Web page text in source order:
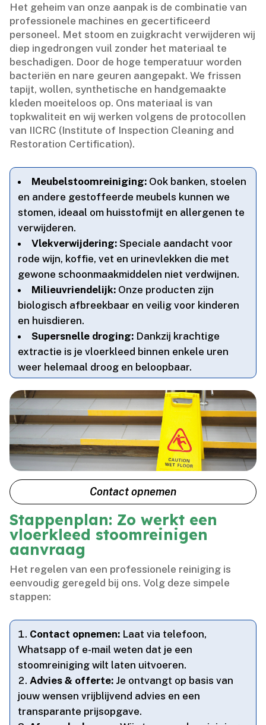
Het geheim van onze aanpak is de combinatie van
professionele machines en gecertificeerd
personeel.​ Met stoom en zuigkracht verwijderen wij
diep ingedrongen vuil zonder het materiaal te
beschadigen.​ Door de hoge temperatuur worden
bacteriën en nare geuren aangepakt.​ We frissen
tapijt, wollen, synthetische en handgemaakte
kleden moeiteloos op.​ Ons materiaal is van
topkwaliteit en wij werken volgens de protocollen
van IICRC (Institute of Inspection Cleaning and
Restoration Certification).​
Meubelstoomreiniging: Ook banken, stoelen
en andere gestoffeerde meubels kunnen we
stomen, ideaal om huisstofmijt en allergenen te
verwijderen.​
Vlekverwijdering: Speciale aandacht voor
rode wijn, koffie, vet en urinevlekken die met
gewone schoonmaakmiddelen niet verdwijnen.​
Milieuvriendelijk: Onze producten zijn
biologisch afbreekbaar en veilig voor kinderen
en huisdieren.​
Supersnelle droging: Dankzij krachtige
extractie is je vloerkleed binnen enkele uren
weer helemaal droog en beloopbaar.​
Contact opnemen
Stappenplan: Zo werkt een
vloerkleed stoomreinigen
aanvraag
Het regelen van een professionele reiniging is
eenvoudig geregeld bij ons.​ Volg deze simpele
stappen:
Contact opnemen: Laat via telefoon,
Whatsapp of e-mail weten dat je een
stoomreiniging wilt laten uitvoeren.​
Advies & offerte: Je ontvangt op basis van
jouw wensen vrijblijvend advies en een
transparante prijsopgave.​